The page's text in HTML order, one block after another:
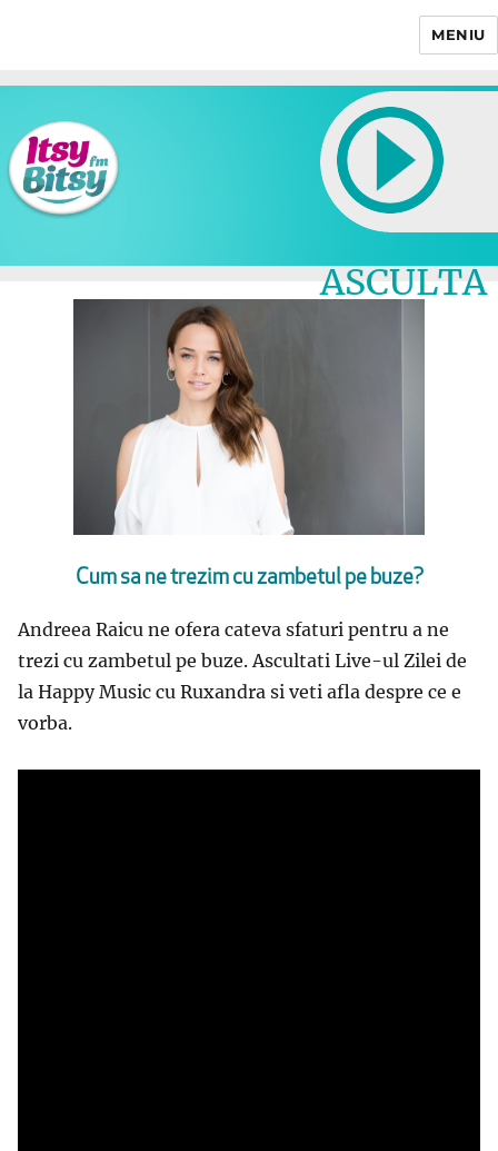
MENIU
ASCULTA
Cum sa ne trezim cu zambetul pe buze?
Andreea Raicu ne ofera cateva sfaturi pentru a ne
trezi cu zambetul pe buze. Ascultati Live-ul Zilei de
la Happy Music cu Ruxandra si veti afla despre ce e
vorba.